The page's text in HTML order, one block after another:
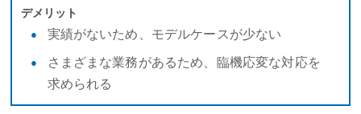
デメリット
実績がないため、モデルケースが少ない
さまざまな業務があるため、臨機応変な対応を
求められる